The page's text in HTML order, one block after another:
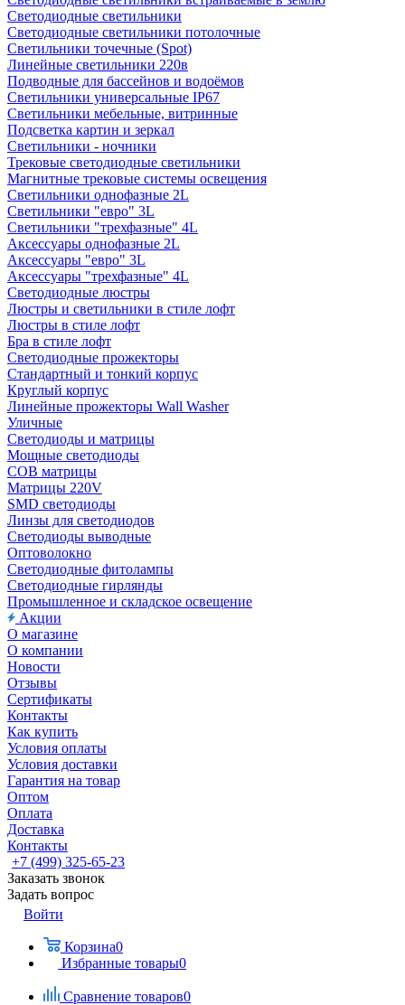
Светодиодные светильники
Светодиодные светильники потолочные
Светильники точечные (Spot)
Линейные светильники 220в
Подводные для бассейнов и водоёмов
Светильники универсальные IP67
Светильники мебельные, витринные
Подсветка картин и зеркал
Светильники - ночники
Трековые светодиодные светильники
Магнитные трековые системы освещения
Светильники однофазные 2L
Светильники "евро" 3L
Светильники "трехфазные" 4L
Аксессуары однофазные 2L
Аксессуары "евро" 3L
Аксессуары "трехфазные" 4L
Светодиодные люстры
Люстры и светильники в стиле лофт
Люстры в стиле лофт
Бра в стиле лофт
Светодиодные прожекторы
Стандартный и тонкий корпус
Круглый корпус
Линейные прожекторы Wall Washer
Уличные
Светодиоды и матрицы
Мощные светодиоды
COB матрицы
Матрицы 220V
SMD светодиоды
Линзы для светодиодов
Светодиоды выводные
Оптоволокно
Светодиодные фитолампы
Светодиодные гирлянды
Промышленное и складское освещение
Акции
О магазине
О компании
Новости
Отзывы
Сертификаты
Контакты
Как купить
Условия оплаты
Условия доставки
Гарантия на товар
Оптом
Оплата
Доставка
Контакты
+7 (499) 325-65-23
Заказать звонок
Задать вопрос
Войти
Корзина0
Избранные товары0
Сравнение товаров0